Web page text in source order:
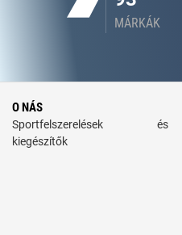
MÁRKÁK
O NÁS
Sportfelszerelések és
kiegészítők